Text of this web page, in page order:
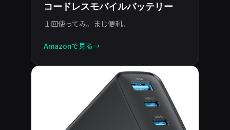
コードレスモバイルバッテリー
１回使ってみ。まじ便利。
Amazonで見る